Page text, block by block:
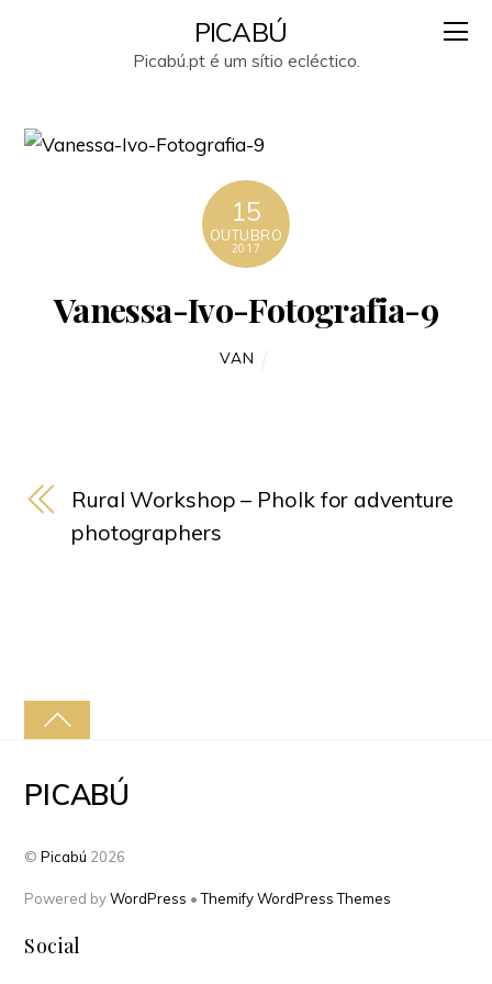
PICABÚ
Picabú.pt é um sítio ecléctico.
15
OUTUBRO
2017
Vanessa-Ivo-Fotografia-9
VAN
Rural Workshop – Pholk for adventure
photographers
PICABÚ
©Picabú 2026
Powered byWordPress •Themify WordPress Themes
Social